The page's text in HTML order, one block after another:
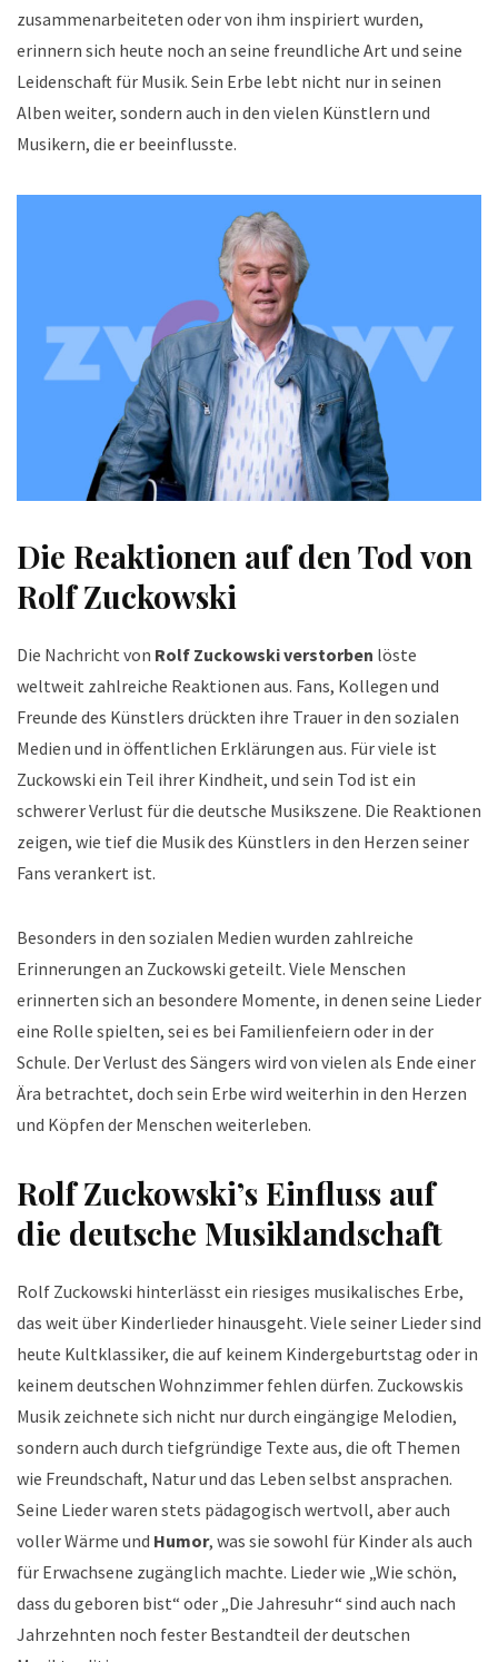
zusammenarbeiteten oder von ihm inspiriert wurden,
erinnern sich heute noch an seine freundliche Art und seine
Leidenschaft für Musik. Sein Erbe lebt nicht nur in seinen
Alben weiter, sondern auch in den vielen Künstlern und
Musikern, die er beeinflusste.
Die Reaktionen auf den Tod von
Rolf Zuckowski
Die Nachricht von Rolf Zuckowski verstorben löste
weltweit zahlreiche Reaktionen aus. Fans, Kollegen und
Freunde des Künstlers drückten ihre Trauer in den sozialen
Medien und in öffentlichen Erklärungen aus. Für viele ist
Zuckowski ein Teil ihrer Kindheit, und sein Tod ist ein
schwerer Verlust für die deutsche Musikszene. Die Reaktionen
zeigen, wie tief die Musik des Künstlers in den Herzen seiner
Fans verankert ist.
Besonders in den sozialen Medien wurden zahlreiche
Erinnerungen an Zuckowski geteilt. Viele Menschen
erinnerten sich an besondere Momente, in denen seine Lieder
eine Rolle spielten, sei es bei Familienfeiern oder in der
Schule. Der Verlust des Sängers wird von vielen als Ende einer
Ära betrachtet, doch sein Erbe wird weiterhin in den Herzen
und Köpfen der Menschen weiterleben.
Rolf Zuckowski’s Einfluss auf
die deutsche Musiklandschaft
Rolf Zuckowski hinterlässt ein riesiges musikalisches Erbe,
das weit über Kinderlieder hinausgeht. Viele seiner Lieder sind
heute Kultklassiker, die auf keinem Kindergeburtstag oder in
keinem deutschen Wohnzimmer fehlen dürfen. Zuckowskis
Musik zeichnete sich nicht nur durch eingängige Melodien,
sondern auch durch tiefgründige Texte aus, die oft Themen
wie Freundschaft, Natur und das Leben selbst ansprachen.
Seine Lieder waren stets pädagogisch wertvoll, aber auch
voller Wärme und Humor, was sie sowohl für Kinder als auch
für Erwachsene zugänglich machte. Lieder wie „Wie schön,
dass du geboren bist“ oder „Die Jahresuhr“ sind auch nach
Jahrzehnten noch fester Bestandteil der deutschen